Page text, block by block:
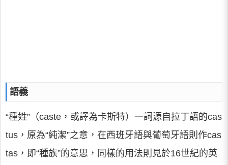
語義
“種姓”（caste，或譯為卡斯特）一詞源自拉丁語的cas
tus，原為“純潔”之意，在西班牙語與葡萄牙語則作cas
tas，即“種族”的意思，同樣的用法則見於16世紀的英